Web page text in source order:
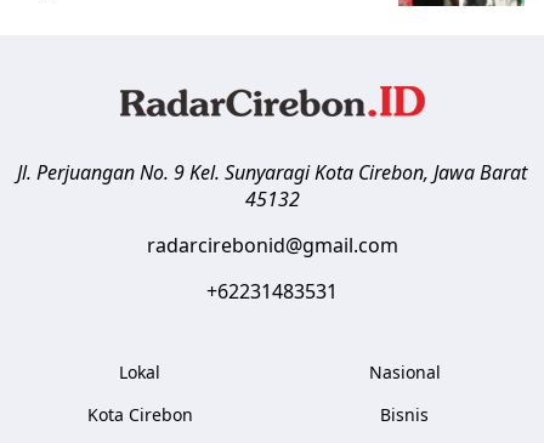
Jl. Perjuangan No. 9 Kel. SunyaragiKota Cirebon, Jawa Barat
45132
radarcirebonid@gmail.com
+62231483531
Lokal
Kota Cirebon
Nasional
Bisnis